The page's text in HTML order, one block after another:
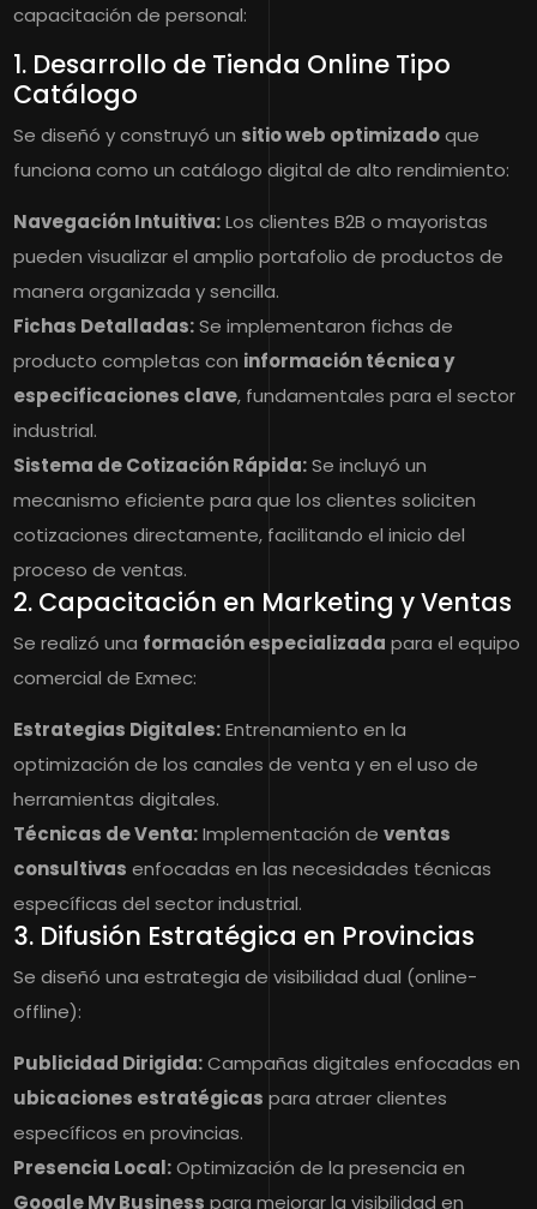
capacitación de personal:
1. Desarrollo de Tienda Online Tipo
Catálogo
Se diseñó y construyó un sitio web optimizadoque
funciona como un catálogo digital de alto rendimiento:
Navegación Intuitiva:Los clientes B2B o mayoristas
pueden visualizar el amplio portafolio de productos de
manera organizada y sencilla.
Fichas Detalladas:Se implementaron fichas de
producto completas con información técnica y
especificaciones clave, fundamentales para el sector
industrial.
Sistema de Cotización Rápida:Se incluyó un
mecanismo eficiente para que los clientes soliciten
cotizaciones directamente, facilitando el inicio del
proceso de ventas.
2. Capacitación en Marketing y Ventas
Se realizó una formación especializada para el equipo
comercial de Exmec:
Estrategias Digitales:Entrenamiento en la
optimización de los canales de venta y en el uso de
herramientas digitales.
Técnicas de Venta:Implementación de ventas
consultivas enfocadas en las necesidades técnicas
específicas del sector industrial.
3. Difusión Estratégica en Provincias
Se diseñó una estrategia de visibilidad dual (online-
offline):
Publicidad Dirigida:Campañas digitales enfocadas en
ubicaciones estratégicas para atraer clientes
específicos en provincias.
Presencia Local:Optimización de la presencia en
Google My Business para mejorar la visibilidad en